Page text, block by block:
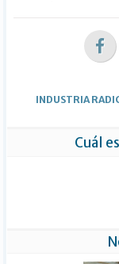
INDUSTRIA
Cuál